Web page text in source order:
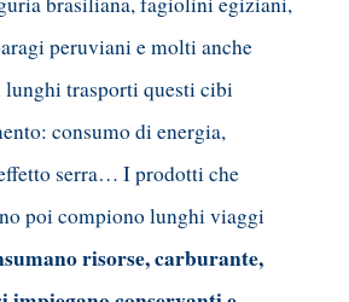
peruviani e molti anche
trasporti questi cibi
consumo di energia,
serra… I prodotti che
poi compiono lunghi viaggi
risorse, carburante,